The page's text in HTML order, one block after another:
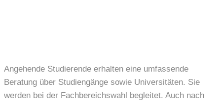
Angehende Studierende erhalten eine umfassende
Beratung über Studiengänge sowie Universitäten. Sie
werden bei der Fachbereichswahl begleitet. Auch nach